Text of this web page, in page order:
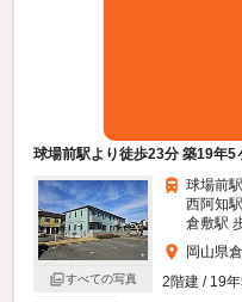
球場前駅より徒歩23分 築19年5
すべての写真
球場前
西阿知
倉敷駅
岡山県
2階建 / 19